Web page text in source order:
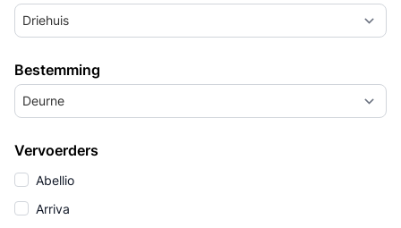
Driehuis
Bestemming
Deurne
Vervoerders
Abellio
Arriva